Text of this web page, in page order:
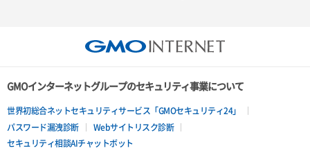
GMOインターネットグループのセキュリティ事業について
世界初総合ネットセキュリティサービス「GMOセキュリティ24」
パスワード漏洩診断
Webサイトリスク診断
セキュリティ相談AIチャットボット